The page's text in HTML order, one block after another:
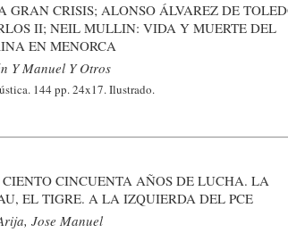
CRISIS; ALONSO ÁLVAREZ DE
II; NEIL MULLIN: VIDA Y MUERTE DEL
EN MENORCA
Y Manuel Y Otros
144 pp. 24x17. Ilustrado.
CINCUENTA AÑOS DE LUCHA. LA
EL TIGRE. A LA IZQUIERDA DEL PCE
Jose Manuel